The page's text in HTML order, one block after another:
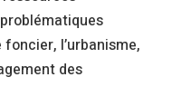
l’urbanisme,
des